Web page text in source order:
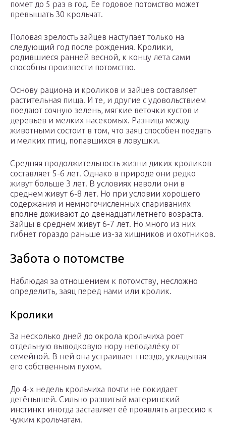
помет до 5 раз в год. Ее годовое потомство может
превышать 30 крольчат.
Половая зрелость зайцев наступает только на
следующий год после рождения. Кролики,
родившиеся ранней весной, к концу лета сами
способны произвести потомство.
Основу рациона и кроликов и зайцев составляет
растительная пища. И те, и другие с удовольствием
поедают сочную зелень, мягкие веточки кустов и
деревьев и мелких насекомых. Разница между
животными состоит в том, что заяц способен поедать
и мелких птиц, попавшихся в ловушки.
Средняя продолжительность жизни диких кроликов
составляет 5-6 лет. Однако в природе они редко
живут больше 3 лет. В условиях неволи они в
среднем живут 6-8 лет. Но при условии хорошего
содержания и немногочисленных спариваниях
вполне доживают до двенадцатилетнего возраста.
Зайцы в среднем живут 6-7 лет. Но много из них
гибнет гораздо раньше из-за хищников и охотников.
Забота о потомстве
Наблюдая за отношением к потомству, несложно
определить, заяц перед нами или кролик.
Кролики
За несколько дней до окрола крольчиха роет
отдельную выводковую нору неподалёку от
семейной. В ней она устраивает гнездо, укладывая
его собственным пухом.
До 4-х недель крольчиха почти не покидает
детёнышей. Сильно развитый материнский
инстинкт иногда заставляет её проявлять агрессию к
чужим крольчатам.